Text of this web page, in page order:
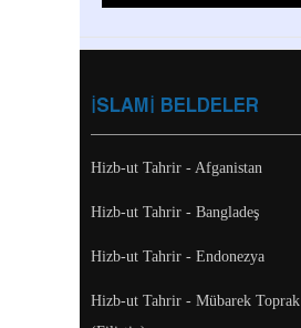
İSLAMİ BELDELER
Hizb-ut Tahrir - Afganistan
Hizb-ut Tahrir - Bangladeş
Hizb-ut Tahrir - Endonezya
Hizb-ut Tahrir - Mübarek Toprak